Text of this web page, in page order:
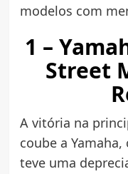
modelos com
1 –
Street
A vitória na
coube a Yamaha,
teve uma